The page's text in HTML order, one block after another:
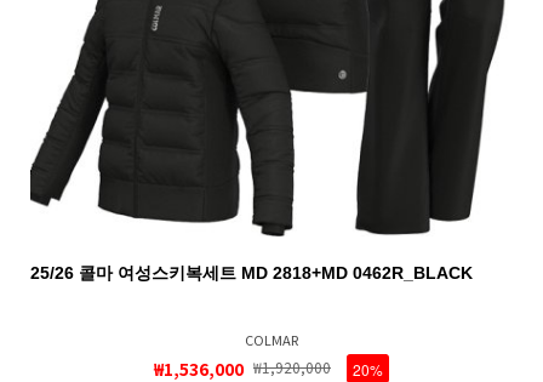
25/26 콜마 여성스키복세트 MD 2818+MD 0462R_BLACK
COLMAR
₩1,536,000 ₩1,920,000 20%